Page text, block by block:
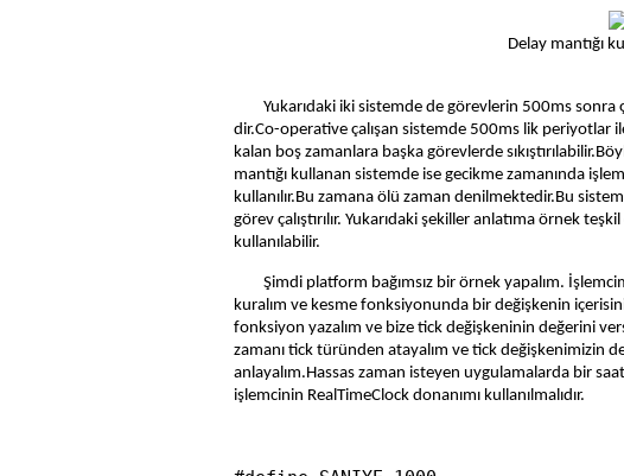
Delay mantığı
Yukarıdaki iki sistemde de görevlerin 500ms sonra
dir.Co-operative çalışan sistemde 500ms lik periyotlar
kalan boş zamanlara başka görevlerde
mantığı kullanan sistemde ise gecikme zamanında
kullanılır.Bu zamana ölü zaman denilmektedir.Bu
görev çalıştırılır. Yukarıdaki şekiller anlatıma örnek
kullanılabilir.
Şimdi platform bağımsız bir örnek yapalım.
kuralım ve kesme fonksiyonunda bir değişkenin
fonksiyon yazalım ve bize tick değişkeninin değerini
zamanı tick türünden atayalım ve tick değişkenimizin
anlayalım.Hassas zaman isteyen uygulamalarda bir
işlemcinin RealTimeClock donanımı kullanılmalıdır.